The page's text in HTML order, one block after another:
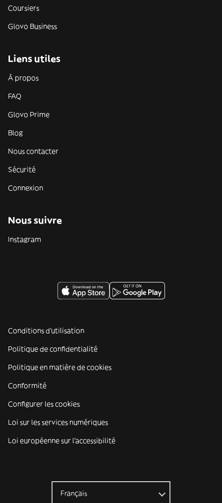
Coursiers
Glovo Business
Liens utiles
À propos
FAQ
Glovo Prime
Blog
Nous contacter
Sécurité
Connexion
Nous suivre
Instagram
Conditions d'utilisation
Politique de confidentialité
Politique en matière de cookies
Conformité
Configurer les cookies
Loi sur les services numériques
Loi européenne sur l’accessibilité